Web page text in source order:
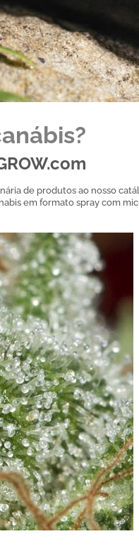
de produtos ao nosso
em formato spray com